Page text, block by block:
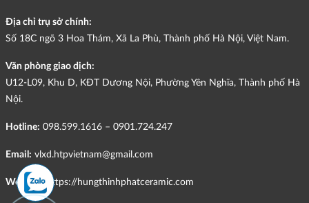
Địa chỉ trụ sở chính:
Số 18C ngõ 3 Hoa Thám, Xã La Phù, Thành phố Hà Nội, Việt Nam.
Văn phòng giao dịch:
U12-L09, Khu D, KĐT Dương Nội, Phường Yên Nghĩa, Thành phố Hà
Nội.
Hotline: 098.599.1616 – 0901.724.247
Email: vlxd.htpvietnam@gmail.com
Website: https://hungthinhphatceramic.com